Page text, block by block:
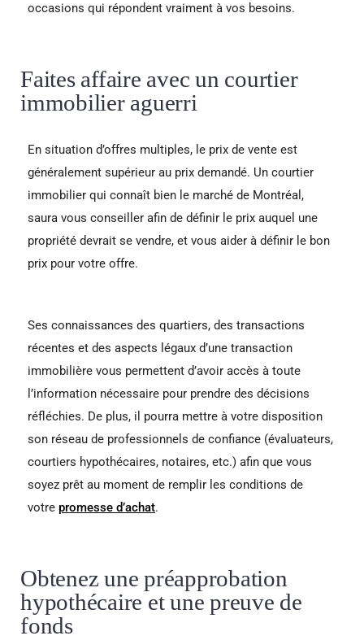
occasions qui répondent vraiment à vos besoins.
Faites affaire avec un courtier
immobilier aguerri
En situation d’offres multiples, le prix de vente est
généralement supérieur au prix demandé. Un courtier
immobilier qui connaît bien le marché de Montréal,
saura vous conseiller afin de définir le prix auquel une
propriété devrait se vendre, et vous aider à définir le bon
prix pour votre offre.
Ses connaissances des quartiers, des transactions
récentes et des aspects légaux d’une transaction
immobilière vous permettent d’avoir accès à toute
l’information nécessaire pour prendre des décisions
réfléchies. De plus, il pourra mettre à votre disposition
son réseau de professionnels de confiance (évaluateurs,
courtiers hypothécaires, notaires, etc.) afin que vous
soyez prêt au moment de remplir les conditions de
votre promesse d’achat.
Obtenez une préapprobation
hypothécaire et une preuve de
fonds